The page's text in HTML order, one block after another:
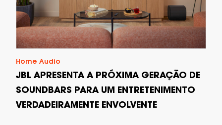
Home Audio
JBL APRESENTA A PRÓXIMA GERAÇÃO DE
SOUNDBARS PARA UM ENTRETENIMENTO
VERDADEIRAMENTE ENVOLVENTE